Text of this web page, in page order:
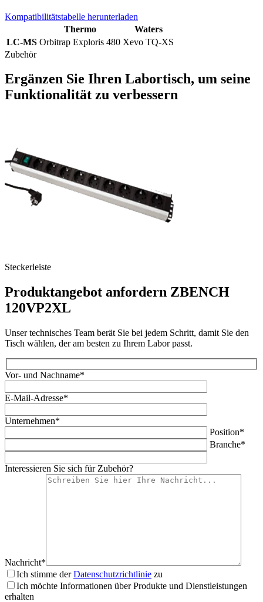
Kompatibilitätstabelle herunterladen
Thermo
Waters
LC-MS Orbitrap Exploris 480 Xevo TQ-XS
Zubehör
Ergänzen Sie Ihren Labortisch, um seine
Funktionalität zu verbessern
Steckerleiste
Produktangebot anfordern ZBENCH
120VP2XL
Unser technisches Team berät Sie bei jedem Schritt, damit Sie den
Tisch wählen, der am besten zu Ihrem Labor passt.
Vor- und Nachname*
E-Mail-Adresse*
Unternehmen*
Position*
Branche*
Interessieren Sie sich für Zubehör?
Nachricht*
Ich stimme derDatenschutzrichtlinie zu
Ich möchte Informationen über Produkte und Dienstleistungen
erhalten